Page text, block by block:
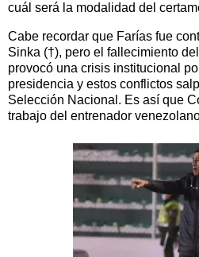
cuál será la modalidad del
Cabe recordar que Farías fue
Sinka (†), pero el fallecimiento
provocó una crisis institucional
presidencia y estos conflictos
Selección Nacional. Es así que
trabajo del entrenador